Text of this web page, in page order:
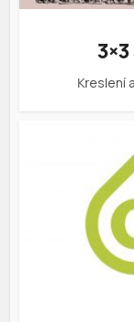
Kreslení